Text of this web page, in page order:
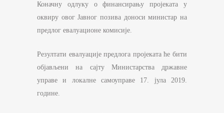
Коначну одлуку о финансирању пројеката у
оквиру овог Јавног позива доноси министар на
предлог евалуационе комисије.
Резултати евалуације предлога пројеката ће бити
објављени на сајту Министарства државне
управе и локалне самоуправе 17. јула 2019.
године.